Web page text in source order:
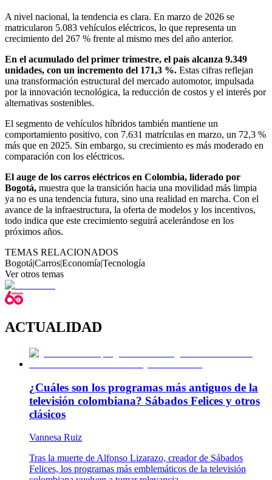
A nivel nacional, la tendencia es clara. En marzo de 2026 se
matricularon 5.083 vehículos eléctricos, lo que representa un
crecimiento del 267 % frente al mismo mes del año anterior.
En el acumulado del primer trimestre, el país alcanza 9.349
unidades, con un incremento del 171,3 %. Estas cifras reflejan
una transformación estructural del mercado automotor, impulsada
por la innovación tecnológica, la reducción de costos y el interés por
alternativas sostenibles.
El segmento de vehículos híbridos también mantiene un
comportamiento positivo, con 7.631 matrículas en marzo, un 72,3 %
más que en 2025. Sin embargo, su crecimiento es más moderado en
comparación con los eléctricos.
El auge de los carros eléctricos en Colombia, liderado por
Bogotá, muestra que la transición hacia una movilidad más limpia
ya no es una tendencia futura, sino una realidad en marcha. Con el
avance de la infraestructura, la oferta de modelos y los incentivos,
todo indica que este crecimiento seguirá acelerándose en los
próximos años.
TEMAS RELACIONADOS
Bogotá|Carros|Economía|Tecnología
Ver otros temas
ACTUALIDAD
¿Cuáles son los programas más antiguos de la
televisión colombiana? Sábados Felices y otros
clásicos
Vannesa Ruiz
Tras la muerte de Alfonso Lizarazo, creador de Sábados
Felices, los programas más emblemáticos de la televisión